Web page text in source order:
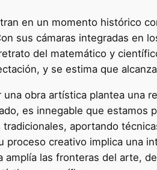
en un momento histórico
sus cámaras integradas en
retrato del matemático y
y se estima que
una obra artística plantea
es innegable que estamos
aportando
proceso creativo implica una
las fronteras del arte,